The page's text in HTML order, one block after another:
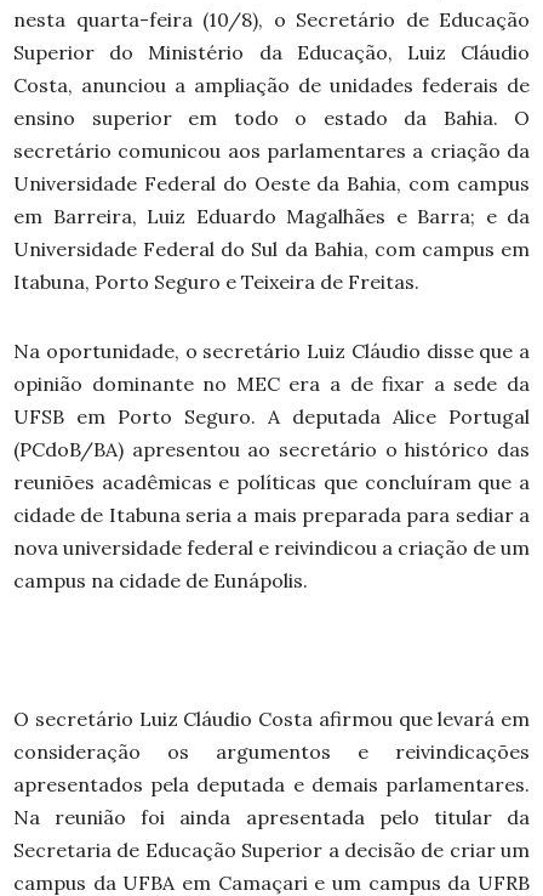
nesta quarta-feira (10/8), o Secretário de Educação
Superior do Ministério da Educação, Luiz Cláudio
Costa, anunciou a ampliação de unidades federais de
ensino superior em todo o estado da Bahia. O
secretário comunicou aos parlamentares a criação da
Universidade Federal do Oeste da Bahia, com campus
em Barreira, Luiz Eduardo Magalhães e Barra; e da
Universidade Federal do Sul da Bahia, com campus em
Itabuna, Porto Seguro e Teixeira de Freitas.
Na oportunidade, o secretário Luiz Cláudio disse que a
opinião dominante no MEC era a de fixar a sede da
UFSB em Porto Seguro. A deputada Alice Portugal
(PCdoB/BA) apresentou ao secretário o histórico das
reuniões acadêmicas e políticas que concluíram que a
cidade de Itabuna seria a mais preparada para sediar a
nova universidade federal e reivindicou a criação de um
campus na cidade de Eunápolis.
O secretário Luiz Cláudio Costa afirmou que levará em
consideração os argumentos e reivindicações
apresentados pela deputada e demais parlamentares.
Na reunião foi ainda apresentada pelo titular da
Secretaria de Educação Superior a decisão de criar um
campus da UFBA em Camaçari e um campus da UFRB